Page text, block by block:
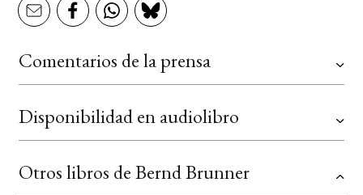
Comentarios de la prensa
Disponibilidad en audiolibro
Otros libros de Bernd Brunner